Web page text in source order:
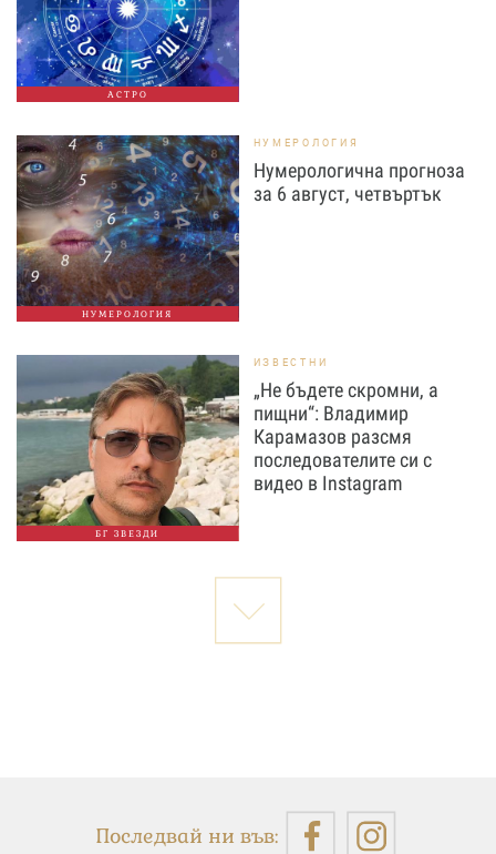
АСТРО
НУМЕРОЛОГИЯ
НУМЕРОЛОГИЯ
Нумерологична прогноза
за 6 август, четвъртък
БГ ЗВЕЗДИ
ИЗВЕСТНИ
„Не бъдете скромни, а
пищни“: Владимир
Карамазов разсмя
последователите си с
видео в Instagram
Последвай ни във: